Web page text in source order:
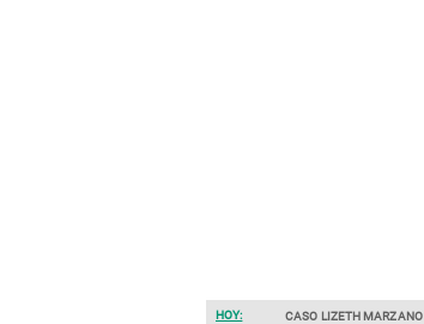
HOY: CASO LIZETH MARZANO